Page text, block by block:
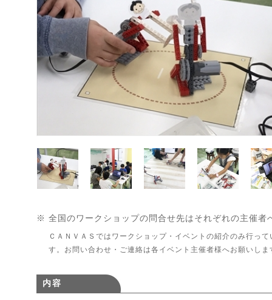
※ 全国のワークショップの問合せ先はそれぞれの主催者
ＣＡＮＶＡＳではワークショップ・イベントの紹介のみ行って
す。お問い合わせ・ご連絡は各イベント主催者様へお願いしま
内容